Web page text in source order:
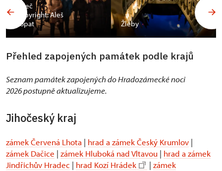
Valeč
Copyright: Aleš
Vopat
Žleby
Přehled zapojených památek podle krajů
Seznam památek zapojených do Hradozámecké noci
2026 postupně aktualizujeme.
Jihočeský kraj
zámek Červená Lhota | hrad a zámek Český Krumlov |
zámek Dačice | zámek Hluboká nad Vltavou | hrad a zámek
Jindřichův Hradec | hrad Kozí Hrádek | zámek